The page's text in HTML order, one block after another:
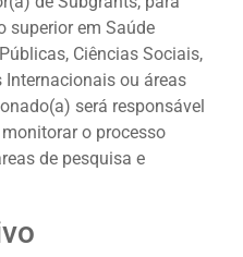
superior em Saúde
Ciências Sociais,
Internacionais ou áreas
será responsável
o processo
de pesquisa e